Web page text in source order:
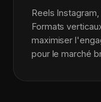
Reels
Formats
maximiser
pour le marché